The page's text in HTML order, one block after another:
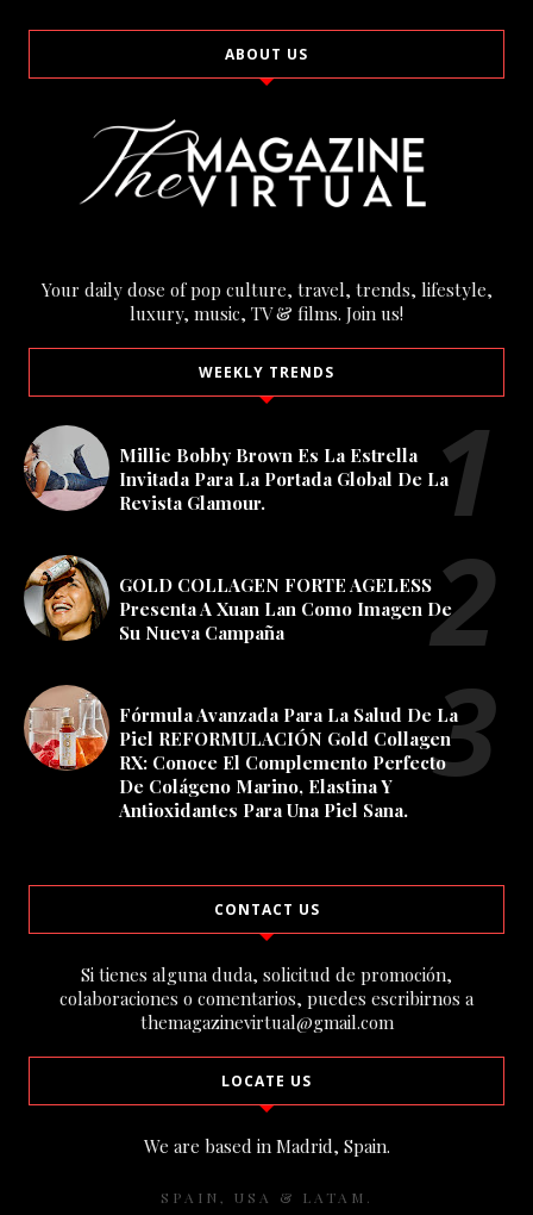
ABOUT US
Your daily dose of pop culture, travel, trends, lifestyle,
luxury, music, TV & films. Join us!
WEEKLY TRENDS
Millie Bobby Brown Es La Estrella
Invitada Para La Portada Global De La
Revista Glamour.
GOLD COLLAGEN FORTE AGELESS
Presenta A Xuan Lan Como Imagen De
Su Nueva Campaña
Fórmula Avanzada Para La Salud De La
Piel REFORMULACIÓN Gold Collagen
RX: Conoce El Complemento Perfecto
De Colágeno Marino, Elastina Y
Antioxidantes Para Una Piel Sana.
CONTACT US
Si tienes alguna duda, solicitud de promoción,
colaboraciones o comentarios, puedes escribirnos a
themagazinevirtual@gmail.com
LOCATE US
We are based in Madrid, Spain.
SPAIN, USA & LATAM.